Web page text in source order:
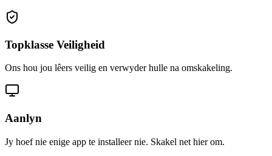
Topklasse Veiligheid
Ons hou jou lêers veilig en verwyder hulle na omskakeling.
Aanlyn
Jy hoef nie enige app te installeer nie. Skakel net hier om.